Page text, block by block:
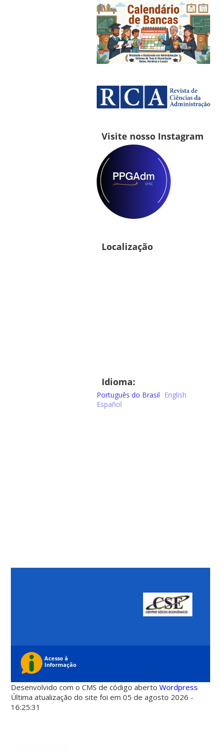
Visite nosso Instagram
Localização
Idioma:
Português do Brasil
English
Español
Desenvolvido com o CMS de código abertoWordpress
Última atualização do site foi em 05 de agosto 2026 -
16:25:31